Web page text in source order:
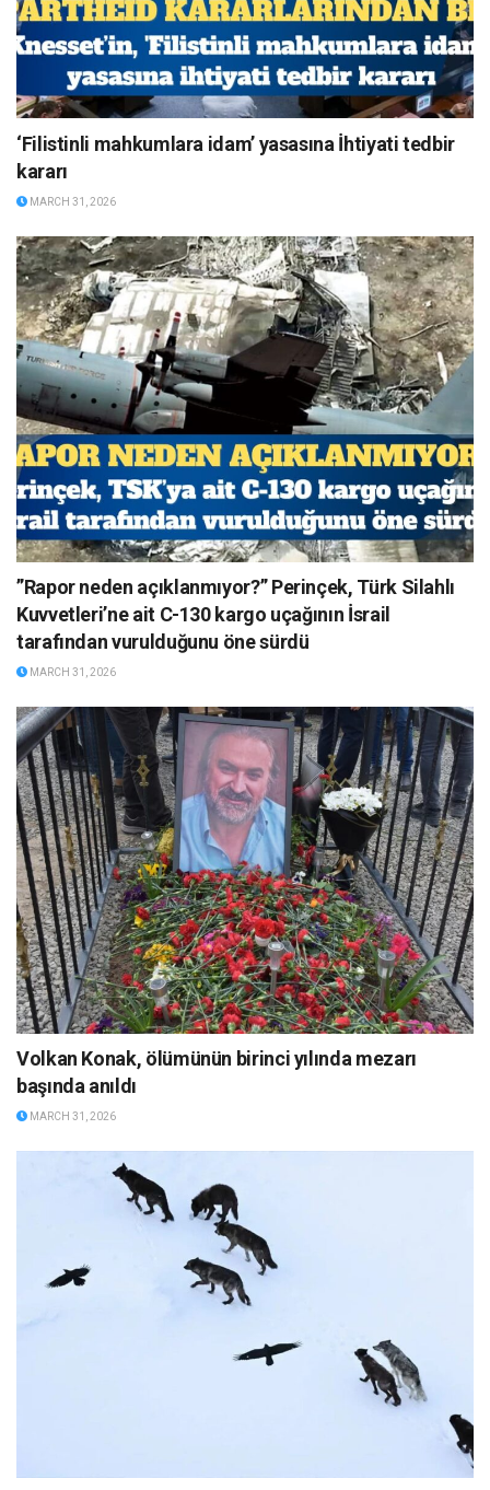
‘Filistinli mahkumlara idam’ yasasına İhtiyati tedbir
kararı
MARCH 31, 2026
”Rapor neden açıklanmıyor?” Perinçek, Türk Silahlı
Kuvvetleri’ne ait C-130 kargo uçağının İsrail
tarafından vurulduğunu öne sürdü
MARCH 31, 2026
Volkan Konak, ölümünün birinci yılında mezarı
başında anıldı
MARCH 31, 2026